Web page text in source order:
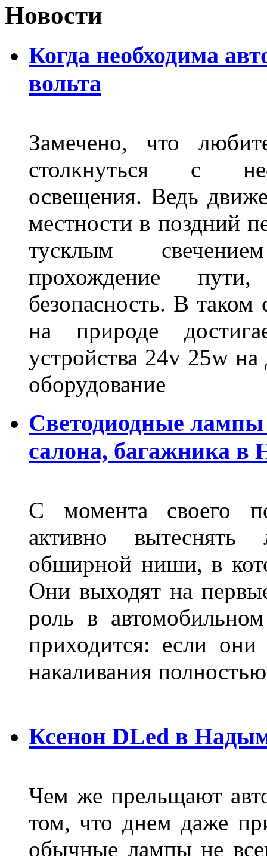
Новости
Когда необходима
вольта
Замечено, что
столкнуться с
освещения. Ведь
местности в поздний
тусклым
прохождение
безопасность. В
на природе
устройства 24v 25w
оборудование
Светодиодные лампы
салона, багажника в
С момента своего
активно
обширной ниши, в
Они выходят на
роль в
приходится: если
накаливания
Ксенон DLed в
Чем же прельщают
том, что днем даже
обычные лампы не